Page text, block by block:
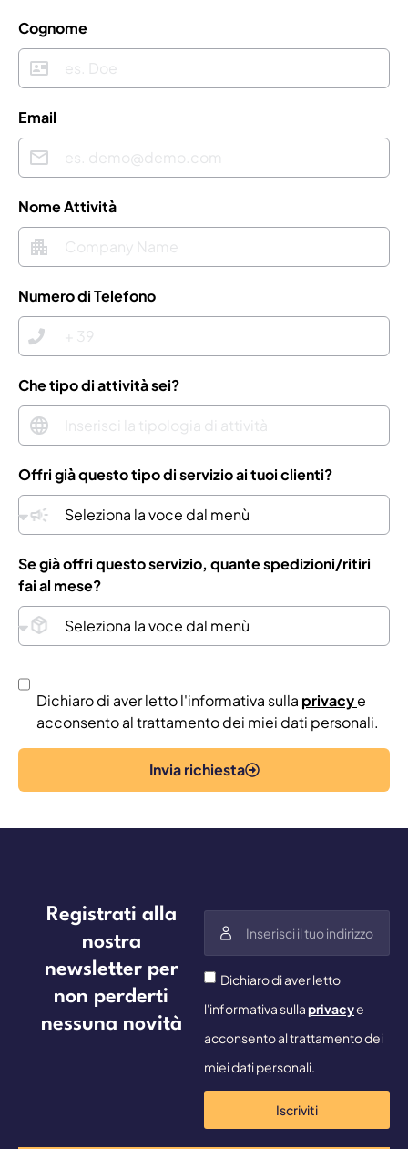
Cognome
Email
Nome Attività
Numero di Telefono
Che tipo di attività sei?
Offri già questo tipo di servizio ai tuoi clienti?
Se già offri questo servizio, quante spedizioni/ritiri
fai al mese?
Dichiaro di aver letto l'informativa sulla privacye
acconsento al trattamento dei miei dati personali.
Invia richiesta
Registrati alla
nostra
newsletter per
non perderti
nessuna novità
Dichiaro di aver letto
l'informativa sullaprivacye
acconsento al trattamento dei
miei dati personali.
Iscriviti